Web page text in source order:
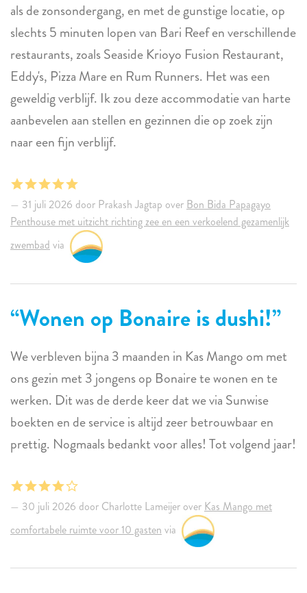
als de zonsondergang, en met de gunstige locatie, op
slechts 5 minuten lopen van Bari Reef en verschillende
restaurants, zoals Seaside Krioyo Fusion Restaurant,
Eddy's, Pizza Mare en Rum Runners. Het was een
geweldig verblijf. Ik zou deze accommodatie van harte
aanbevelen aan stellen en gezinnen die op zoek zijn
naar een fijn verblijf.
31 juli 2026 door Prakash Jagtap over Bon Bida Papagayo
Penthouse met uitzicht richting zee en een verkoelend gezamenlijk
zwembad via
Wonen op Bonaire is dushi!
We verbleven bijna 3 maanden in Kas Mango om met
ons gezin met 3 jongens op Bonaire te wonen en te
werken. Dit was de derde keer dat we via Sunwise
boekten en de service is altijd zeer betrouwbaar en
prettig. Nogmaals bedankt voor alles! Tot volgend jaar!
30 juli 2026 door Charlotte Lameijer over Kas Mango met
comfortabele ruimte voor 10 gasten via